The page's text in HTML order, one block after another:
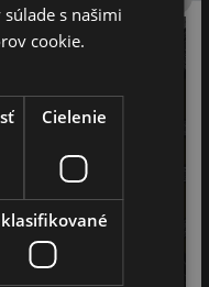
svojim známym.
údajov
s našimi
cookie.
Cielenie